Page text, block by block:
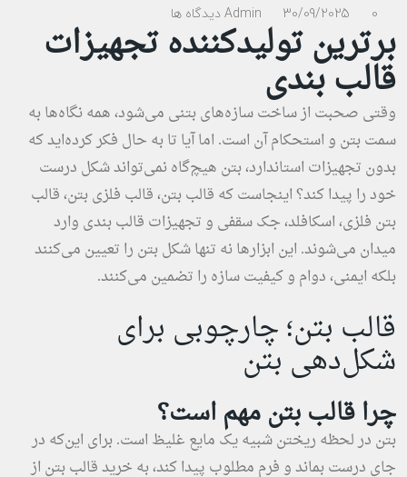
Admin 30/09/2025 0 دیدگاه ها
برترین تولیدکننده تجهیزات
قالب بندی
وقتی صحبت از ساخت سازه‌های بتنی می‌شود، همه نگاه‌ها به
سمت بتن و استحکام آن است. اما آیا تا به حال فکر کرده‌اید که
بدون تجهیزات استاندارد، بتن هیچ‌گاه نمی‌تواند شکل درست
خود را پیدا کند؟ اینجاست که قالب بتن، قالب فلزی بتن، قالب
بتن فلزی، اسکافلد، جک سقفی و تجهیزات قالب بندی وارد
میدان می‌شوند. این ابزارها نه تنها شکل بتن را تعیین می‌کنند
بلکه ایمنی، دوام و کیفیت سازه را تضمین می‌کنند.
قالب بتن؛ چارچوبی برای
شکل‌دهی بتن
چرا قالب بتن مهم است؟
بتن در لحظه ریختن شبیه یک مایع غلیظ است. برای این‌که در
جای درست بماند و فرم مطلوب پیدا کند، به خرید قالب بتن از